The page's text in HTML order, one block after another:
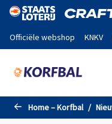
Naar de hoofdinhoud gaan
Officiële webshop KNKV
Home – Korfbal